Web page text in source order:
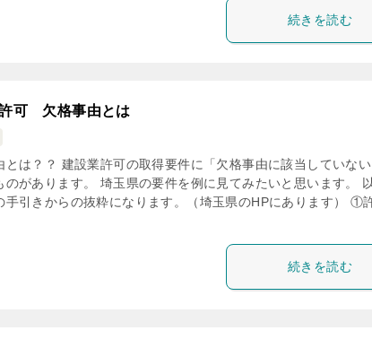
続きを読む
可 欠格事由とは
とは？？ 建設業許可の取得要件に「欠格事由に該当していない
のがあります。 埼玉県の要件を例に見てみたいと思います。 以
手引きからの抜粋になります。（埼玉県のHPにあります） ①
続きを読む